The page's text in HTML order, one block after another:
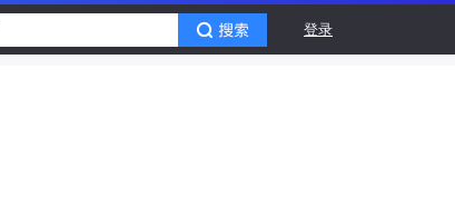
登录